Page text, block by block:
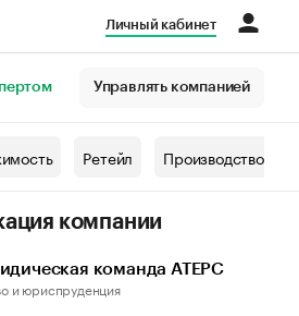
Личный кабинет
Управлять компанией
Ретейл Производство
компании
команда АТЕРС
и юриспруденция